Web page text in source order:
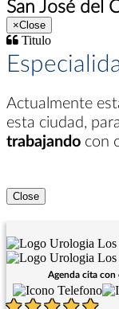
San José del
×Close
Titulo
Actualmente
esta ciudad,
trabajando con
Close
Agenda cita con